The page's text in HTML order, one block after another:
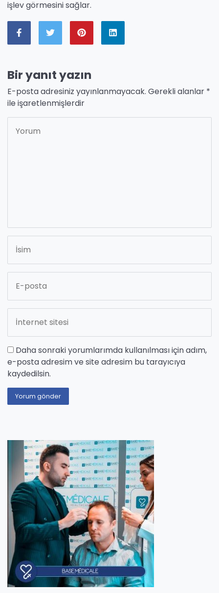
işlev görmesini sağlar.
Bir yanıt yazın
E-posta adresiniz yayınlanmayacak. Gerekli alanlar *
ile işaretlenmişlerdir
Daha sonraki yorumlarımda kullanılması için adım,
e-posta adresim ve site adresim bu tarayıcıya
kaydedilsin.